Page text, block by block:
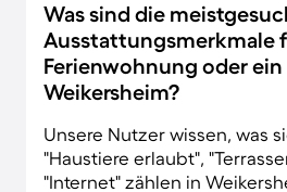
Was sind die
Ausstattungsmerkmale
Ferienwohnung oder ein
Weikersheim?
Unsere Nutzer wissen, was
"Haustiere erlaubt",
"Internet" zählen in